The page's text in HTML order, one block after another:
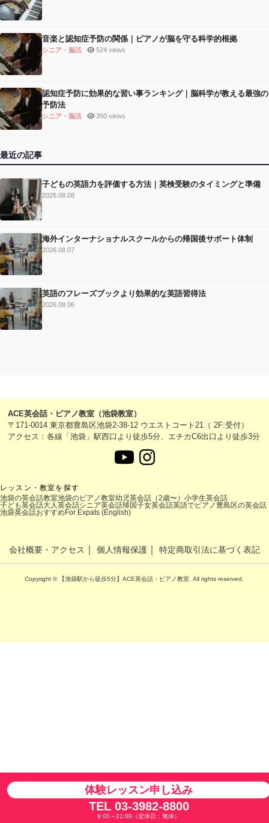
音楽と認知症予防の関係｜ピアノが脳を守る科学的根拠
シニア・脳活 524 views
認知症予防に効果的な習い事ランキング｜脳科学が教える最強の
予防法
シニア・脳活 350 views
最近の記事
子どもの英語力を評価する方法｜英検受験のタイミングと準備
2026.08.08
海外インターナショナルスクールからの帰国後サポート体制
2026.08.07
英語のフレーズブックより効果的な英語習得法
2026.08.06
ACE英会話・ピアノ教室（池袋教室）
〒171-0014 東京都豊島区池袋2-38-12 ウエストコート21（ 2F:受付）
アクセス：各線「池袋」駅西口より徒歩5分、エチカC6出口より徒歩3分
レッスン・教室を探す
池袋の英会話教室池袋のピアノ教室幼児英会話（2歳〜） 小学生英会話
子ども英会話大人英会話シニア英会話帰国子女英会話英語でピアノ 豊島区の英会話
池袋英会話おすすめ For Expats (English)
会社概要・アクセス 個人情報保護 特定商取引法に基づく表記
Copyright © 【池袋駅から徒歩5分】ACE英会話・ピアノ教室. All rights reserved.
体験レッスン申し込み
TEL 03-3982-8800
9:00～21:00（定休日：無休）